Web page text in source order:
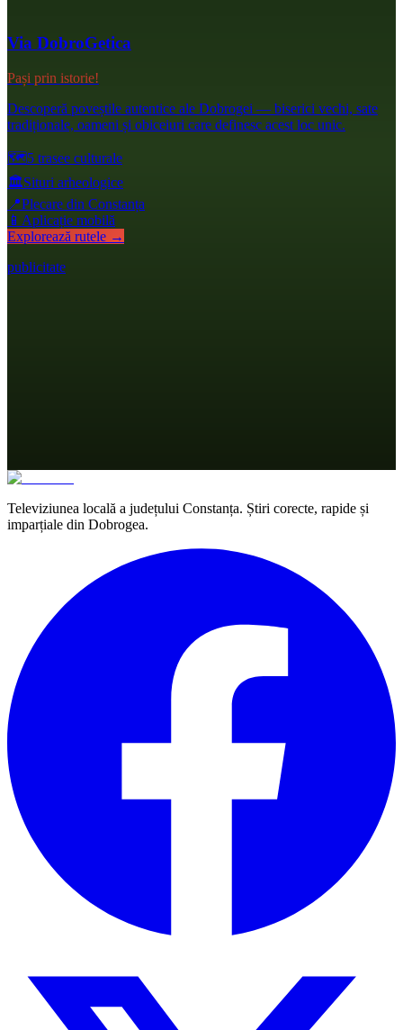
Via DobroGetica
Pași prin istorie!
Descoperă poveștile autentice ale Dobrogei — biserici vechi, sate
tradiționale, oameni și obiceiuri care definesc acest loc unic.
🗺️5 trasee culturale
🏛️Situri arheologice
📍Plecare din Constanța
📱 Aplicație mobilă
Explorează rutele →
publicitate
Televiziunea locală a județului Constanța. Știri corecte, rapide și
imparțiale din Dobrogea.